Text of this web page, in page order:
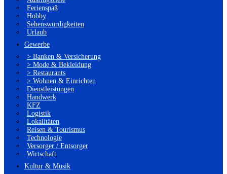
Ferienspaß
Hobby
Sehenswürdigkeiten
Urlaub
Gewerbe
> Banken & Versicherung
> Mode & Bekleidung
> Restaurants
> Wohnen & Einrichten
Dienstleistungen
Handwerk
KFZ
Logistik
Lokalitäten
Reisen & Tourismus
Technologie
Versorger / Entsorger
Wirtschaft
Kultur & Musik